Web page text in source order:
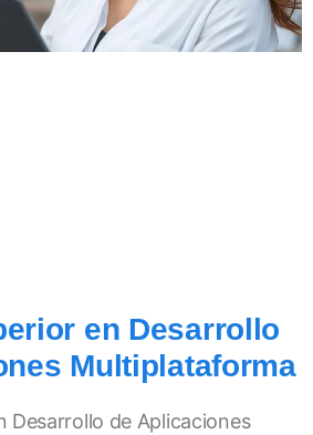
en Desarrollo
Multiplataforma
Desarrollo de Aplicaciones